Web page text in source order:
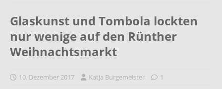
Glaskunst und Tombola lockten
nur wenige auf den Rünther
Weihnachtsmarkt
10. Dezember 2017 Katja Burgemeister 1